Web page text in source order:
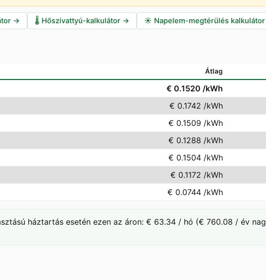
→ 🌡️ Hőszivattyú-kalkulátor → ☀️ Napelem-megtérülés kalkulátor
Átlag
€ 0.1520 /kWh
€ 0.1742 /kWh
€ 0.1509 /kWh
€ 0.1288 /kWh
€ 0.1504 /kWh
€ 0.1172 /kWh
€ 0.0744 /kWh
háztartás esetén ezen az áron: € 63.34 / hó (€ 760.08 / év